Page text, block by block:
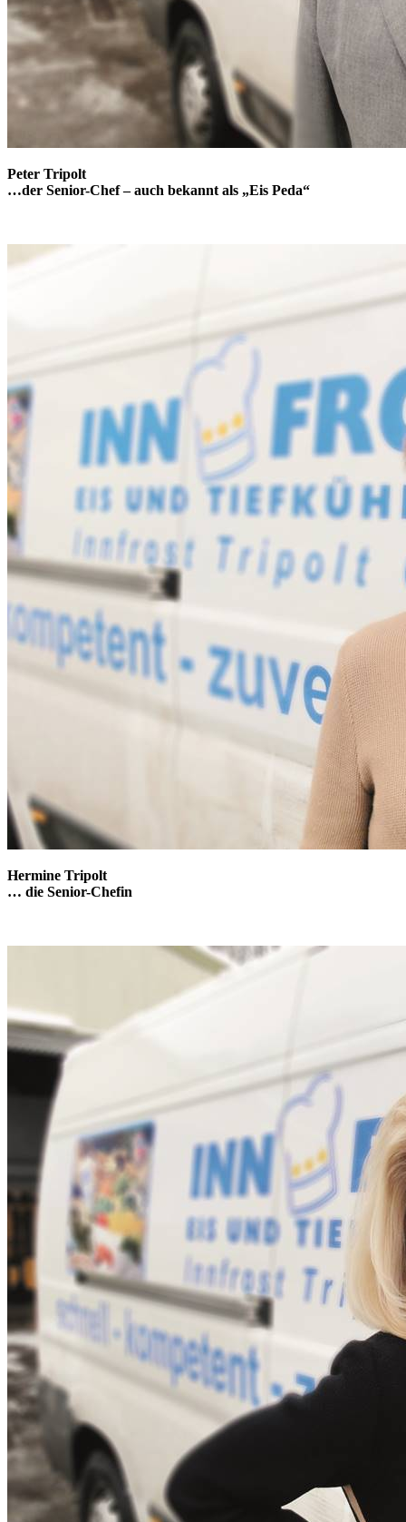
Peter Tripolt
…der Senior-Chef – auch bekannt als „Eis Peda“
Hermine Tripolt
… die Senior-Chefin